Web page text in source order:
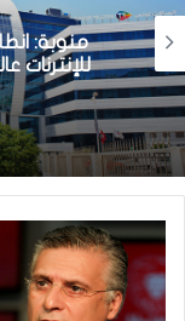
منوبة:
للإنترنات